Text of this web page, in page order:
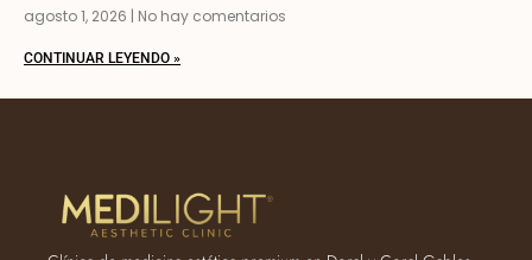
agosto 1, 2026 No hay comentarios
CONTINUAR LEYENDO »